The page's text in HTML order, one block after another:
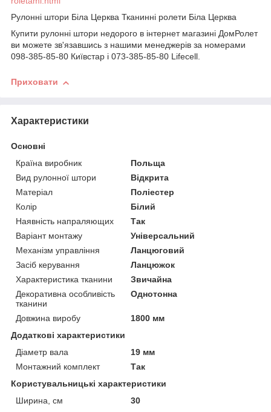
Рулонні штори Біла Церква Тканинні ролети Біла Церква
Купити рулонні штори недорого в інтернет магазині ДомРолет
ви можете зв'язавшись з нашими менеджерів за номерами
098-385-85-80 Київстар і 073-385-85-80 Lifecell.
Приховати
Характеристики
Основні
Країна виробник
Польща
Вид рулонної штори
Відкрита
Матеріал
Поліестер
Колір
Білий
Наявність напраляющих
Так
Варіант монтажу
Універсальний
Механізм управління
Ланцюговий
Засіб керування
Ланцюжок
Характеристика тканини
Звичайна
Декоративна особливість
тканини
Однотонна
Довжина виробу
1800 мм
Додаткові характеристики
Діаметр вала
19 мм
Монтажний комплект
Так
Користувальницькі характеристики
Ширина, см
30